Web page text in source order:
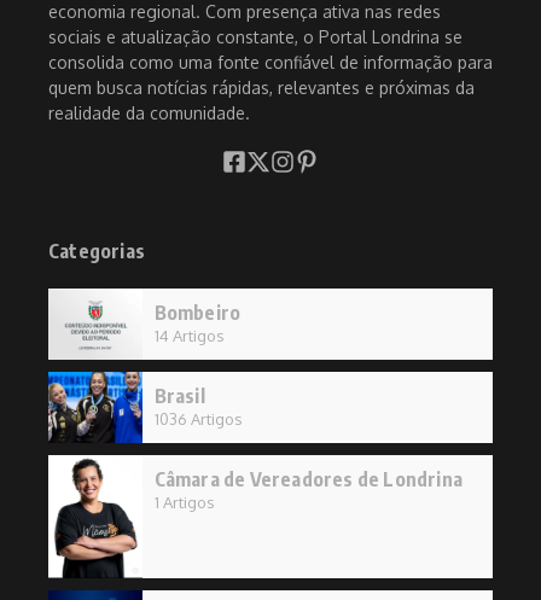
economia regional. Com presença ativa nas redes
sociais e atualização constante, o Portal Londrina se
consolida como uma fonte confiável de informação para
quem busca notícias rápidas, relevantes e próximas da
realidade da comunidade.
Categorias
Bombeiro
14 Artigos
Brasil
1036 Artigos
Câmara de Vereadores de Londrina
1 Artigos